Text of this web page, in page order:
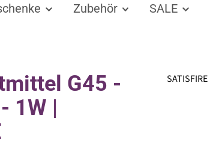
Zubehör SALE
G45 -
1W |
SATISFIRE